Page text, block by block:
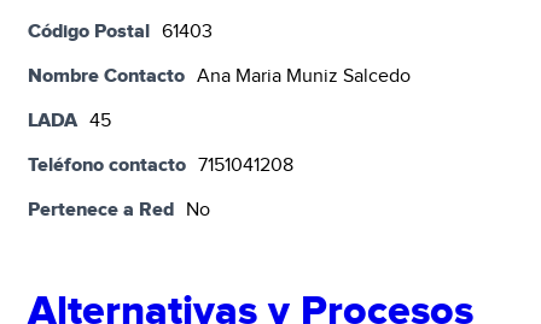
Código Postal 61403
Nombre Contacto Ana Maria Muniz Salcedo
LADA 45
Teléfono contacto 7151041208
Pertenece a Red No
Alternativas y Procesos